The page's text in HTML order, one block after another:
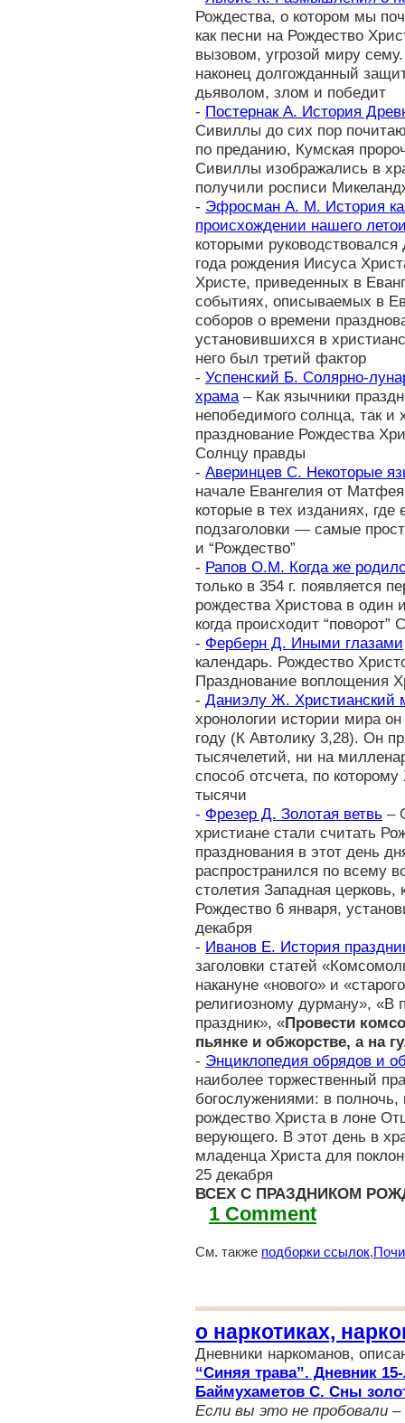
Рождества, о котором мы
как песни на Рождество
вызовом, угрозой миру
наконец долгожданный
дьяволом, злом и победит
- Постернак А. История
Сивиллы до сих пор
по преданию, Кумская
Сивиллы изображались в
получили росписи
- Эфросман А. М. История
происхождении нашего
которыми
года рождения Иисуса
Христе, приведенных в
событиях, описываемых в
соборов о времени
установившихся в
него был третий фактор
- Успенский Б. Солярно-
храма– Как язычники
непобедимого солнца, так
празднование Рождества
Солнцу правды
- Аверинцев С. Некоторые
начале Евангелия от
которые в тех изданиях,
подзаголовки — самые
и “Рождество”
- Рапов О.М. Когда же
только в 354 г. появляется
рождества Христова в один
когда происходит “поворот”
- Ферберн Д. Иными глазами
календарь. Рождество
Празднование воплощения
- Даниэлу Ж. Христианский
хронологии истории мира
году (К Автолику 3,28). Он
тысячелетий, ни на
способ отсчета, по
тысячи
- Фрезер Д. Золотая ветвь –
христиане стали считать
празднования в этот день
распространился по всему
столетия Западная церковь,
Рождество 6 января,
декабря
- Иванов Е. История
заголовки статей
накануне «нового» и
религиозному дурману»,
праздник», «Провести
пьянке и обжорстве, а на
- Энциклопедия обрядов и
наиболее торжественный
богослужениями: в
рождество Христа в лоне
верующего. В этот день в
младенца Христа для
25 декабря
ВСЕХ С ПРАЗДНИКОМ
1 Comment
См. также подборки ссылок,
о наркотиках,
Дневники наркоманов,
“Синяя трава”. Дневник
Баймухаметов С. Сны
Если вы это не пробовали